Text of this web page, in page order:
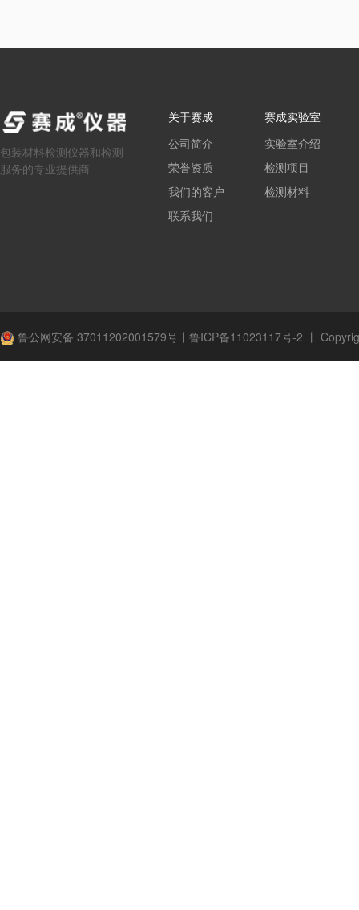
包装材料检测仪器和检测
服务的专业提供商
关于赛成
公司简介
荣誉资质
我们的客户
联系我们
赛成实验室
实验室介绍
检测项目
检测材料
鲁公网安备 37011202001579号 丨 鲁ICP备11023117号-2 丨